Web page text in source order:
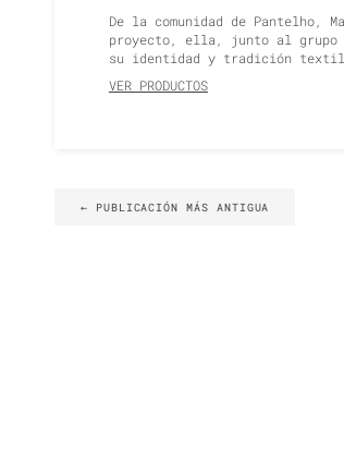
De la comunidad de Pantelho,
proyecto, ella, junto al grupo
su identidad y tradición textil.
VER PRODUCTOS
← PUBLICACIÓN MÁS ANTIGUA